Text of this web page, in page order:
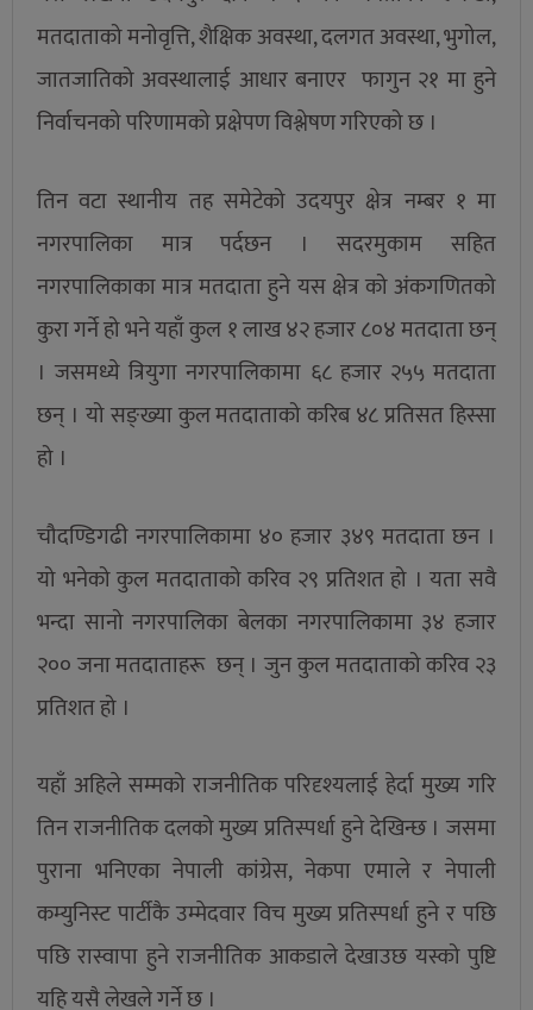
मतदाताको मनोवृत्ति, शैक्षिक अवस्था, दलगत अवस्था, भुगोल,
जातजातिको अवस्थालाई आधार बनाएर फागुन २१ मा हुने
निर्वाचनको परिणामको प्रक्षेपण विश्लेषण गरिएको छ ।
तिन वटा स्थानीय तह समेटेको उदयपुर क्षेत्र नम्बर १ मा
नगरपालिका मात्र पर्दछन । सदरमुकाम सहित
नगरपालिकाका मात्र मतदाता हुने यस क्षेत्र को अंकगणितको
कुरा गर्ने हो भने यहाँ कुल १ लाख ४२ हजार ८०४ मतदाता छन्
। जसमध्ये त्रियुगा नगरपालिकामा ६८ हजार २५५ मतदाता
छन् । यो सङ्ख्या कुल मतदाताको करिब ४८ प्रतिसत हिस्सा
हो ।
चौदण्डिगढी नगरपालिकामा ४० हजार ३४९ मतदाता छन ।
यो भनेको कुल मतदाताको करिव २९ प्रतिशत हो । यता सवै
भन्दा सानो नगरपालिका बेलका नगरपालिकामा ३४ हजार
२०० जना मतदाताहरू छन् । जुन कुल मतदाताको करिव २३
प्रतिशत हो ।
यहाँ अहिले सम्मको राजनीतिक परिदृश्यलाई हेर्दा मुख्य गरि
तिन राजनीतिक दलको मुख्य प्रतिस्पर्धा हुने देखिन्छ । जसमा
पुराना भनिएका नेपाली कांग्रेस, नेकपा एमाले र नेपाली
कम्युनिस्ट पार्टीकै उम्मेदवार विच मुख्य प्रतिस्पर्धा हुने र पछि
पछि रास्वापा हुने राजनीतिक आकडाले देखाउछ यस्को पुष्टि
यहि यसै लेखले गर्ने छ ।